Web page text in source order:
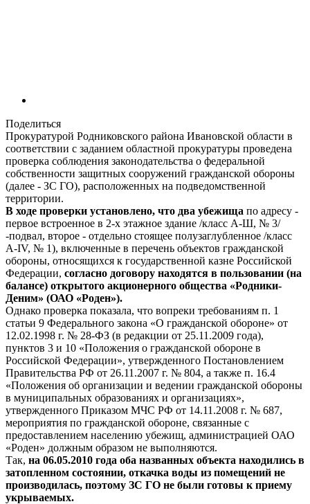
Поделиться
Прокуратурой Родниковского района Ивановской области в
соответствии с заданием областной прокуратуры проведена
проверка соблюдения законодательства о федеральной
собственности защитных сооружений гражданской обороны
(далее - ЗС ГО), расположенных на подведомственной
территории.
В ходе проверки установлено, что два убежища по адресу -
первое встроенное в 2-х этажное здание /класс А-Ш, № 3/
-подвал, второе - отдельно стоящее полузаглубленное /класс
A-IV, № 1), включенные в перечень объектов гражданской
обороны, относящихся к государственной казне Российской
Федерации, согласно договору находятся в пользовании (на
балансе) открытого акционерного общества «Родники-
Деним» (ОАО «Роден»).
Однако проверка показала, что вопреки требованиям п. 1
статьи 9 Федерального закона «О гражданской обороне» от
12.02.1998 г. № 28-ФЗ (в редакции от 25.11.2009 года),
пунктов 3 и 10 «Положения о гражданской обороне в
Российской Федерации», утвержденного Постановлением
Правительства РФ от 26.11.2007 г. № 804, а также п. 16.4
«Положения об организации и ведении гражданской обороны
в муниципальных образованиях и организациях»,
утвержденного Приказом МЧС РФ от 14.11.2008 г. № 687,
мероприятия по гражданской обороне, связанные с
предоставлением населению убежищ, администрацией ОАО
«Роден» должным образом не выполняются.
Так, на 06.05.2010 года оба названных объекта находились в
затопленном состоянии, откачка воды из помещений не
производилась, поэтому ЗС ГО не были готовы к приему
укрываемых.